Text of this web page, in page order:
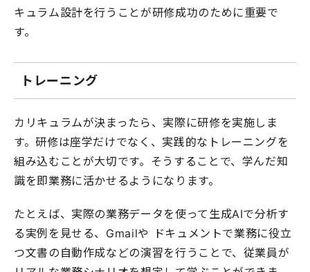
キュラム設計を行うことが研修成功のために重要で
す。
トレーニング
カリキュラムが決まったら、実際に研修を実施しま
す。研修は座学だけでなく、実践的なトレーニングを
組み込むことが大切です。そうすることで、学んだ知
識を即業務に活かせるようになります。
たとえば、実際の業務データを使って生成AIで分析す
る実例を見せる、Gmailや ドキュメントで業務に役立
つ文書の自動作成などの演習を行うことで、従業員が